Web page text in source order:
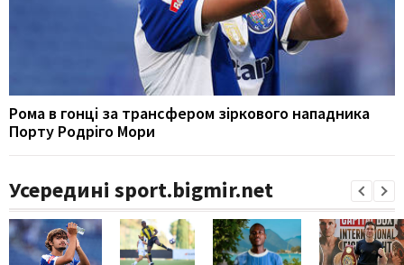
Рома в гонці за трансфером зіркового нападника
Порту Родріго Мори
Усередині sport.bigmir.net